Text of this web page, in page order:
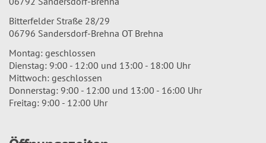
Bitterfelder Straße 28/29
06796 Sandersdorf-Brehna OT Brehna
Montag: geschlossen
Dienstag: 9:00 - 12:00 und 13:00 - 18:00 Uhr
Mittwoch: geschlossen
Donnerstag: 9:00 - 12:00 und 13:00 - 16:00 Uhr
Freitag: 9:00 - 12:00 Uhr